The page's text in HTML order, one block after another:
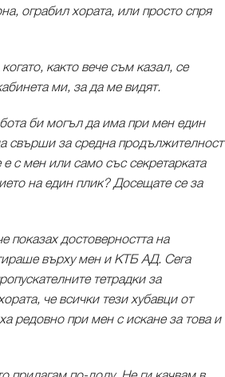
ограбил хората, или просто спря
както вече съм казал, се
ми, за да ме видят.
би могъл да има при мен един
свърши за средна продължителност
с мен или само със секретарката
на един плик? Досещате се за
показах достоверността на
върху мен и КТБ АД. Сега
тетрадки за
че всички тези хубавци от
редовно при мен с искане за това и